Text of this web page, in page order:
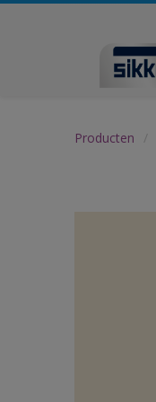
Producten